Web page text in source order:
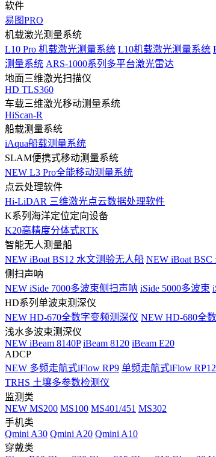
软件
易图PRO
机载激光测量系统
L10 Pro 机载激光测量系统 L10机载激光测量系统
测量系统 ARS-1000系列多平台激光雷达
地面三维激光扫描仪
HD TLS360
车载三维激光移动测量系统
HiScan-R
船载测量系统
iAqua船载测量系统
SLAM便携式移动测量系统
NEW L3 Pro全能移动测量系统
点云处理软件
Hi-LiDAR 三维激光点云数据处理软件
K系列海洋定位定向设备
K20高精度分体式RTK
智能无人测量船
NEW iBoat BS12 水文测验无人船 NEW iBoat
侧扫声呐
NEW iSide 7000多波束侧扫声呐 iSide 5000多波束
HD系列单波束测深仪
NEW HD-670全数字变频测深仪 NEW HD-680全
浅水多波束测深仪
NEW iBeam 8140P iBeam 8120 iBeam E20
ADCP
NEW 多频走航式iFlow RP9 单频走航式iFlow
TRHS 土壤多参数检测仪
监测类
NEW MS200 MS100 MS401/451 MS302
手机类
Qmini A30 Qmini A20 Qmini A10
穿戴类